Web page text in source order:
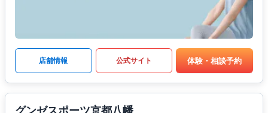
店舗情報 公式サイト 体験・相談予約
グンゼスポーツ京都八幡